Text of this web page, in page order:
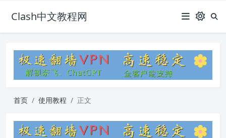
Clash中文教程网
首页 使用教程 正文